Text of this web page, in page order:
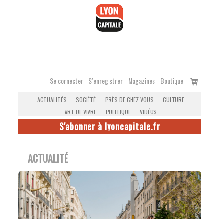
Se connecter S’enregistrer Magazines Boutique
Voir
ACTUALITÉS SOCIÉTÉ PRÈS DE CHEZ VOUS
CULTURE
ART DE VIVRE
POLITIQUE VIDÉOS
S'abonner à lyoncapitale.fr
ACTUALITÉ